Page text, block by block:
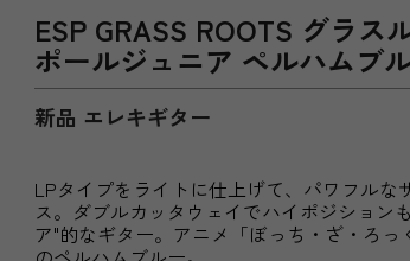
ESP GRASS ROOTS グラス
ポールジュニア ペルハムブ
新品 エレキギター
LPタイプをライトに仕上げて、パワフルな
ス。ダブルカッタウェイでハイポジション
ア"的なギター。アニメ「ぼっち・ざ・ろ